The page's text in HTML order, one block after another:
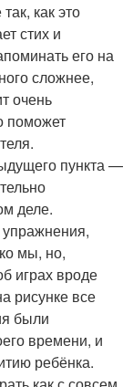
как это
стих и
его на
сложнее,
очень
поможет
пункта —
деле.
мы, но,
играх вроде
рисунке все
были
времени, и
ребёнка.